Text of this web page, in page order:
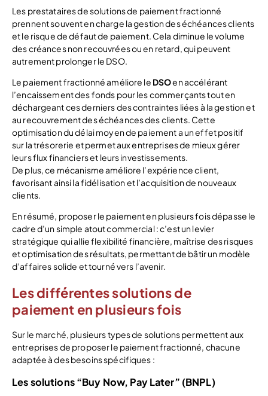
Les prestataires de solutions de paiement fractionné
prennent souvent en charge la gestion des échéances clients
et le risque de défaut de paiement. Cela diminue le volume
des créances non recouvrées ou en retard, qui peuvent
autrement prolonger le DSO.
Le paiement fractionné améliore le DSOen accélérant
l’encaissement des fonds pour les commerçants tout en
déchargeant ces derniers des contraintes liées à la gestion et
au recouvrement des échéances des clients. Cette
optimisation du délai moyen de paiement a un effet positif
sur la trésorerie et permet aux entreprises de mieux gérer
leurs flux financiers et leurs investissements.
De plus, ce mécanisme améliore l’expérience client,
favorisant ainsi la fidélisation et l’acquisition de nouveaux
clients.
En résumé, proposer le paiement en plusieurs fois dépasse le
cadre d’un simple atout commercial : c’est un levier
stratégique qui allie flexibilité financière, maîtrise des risques
et optimisation des résultats, permettant de bâtir un modèle
d’affaires solide et tourné vers l’avenir.
Les différentes solutions de
paiement en plusieurs fois
Sur le marché, plusieurs types de solutions permettent aux
entreprises de proposer le paiement fractionné, chacune
adaptée à des besoins spécifiques :
Les solutions “Buy Now, Pay Later” (BNPL)